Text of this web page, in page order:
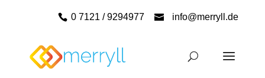
0 7121 / 9294977 info@merryll.de